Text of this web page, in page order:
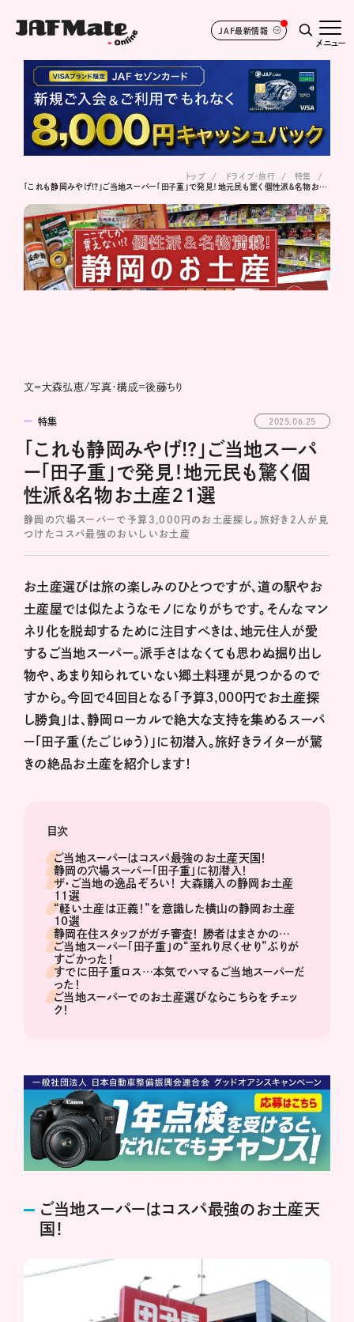
JAF最新情報
メニュー
トップ ドライブ･旅行
特集
「これも静岡みやげ!?」ご当地スーパー「田子重」で発見！地元民も驚く個性派＆名物お土産21選
文＝大森弘恵/写真・構成=後藤ちり
特集 2025.06.25
「これも静岡みやげ!?」ご当地スーパ
ー「田子重」で発見！地元民も驚く個
性派＆名物お土産21選
静岡の穴場スーパーで予算3,000円のお土産探し。旅好き2人が見
つけたコスパ最強のおいしいお土産
お土産選びは旅の楽しみのひとつですが、道の駅やお
土産屋では似たようなモノになりがちです。そんなマン
ネリ化を脱却するために注目すべきは、地元住人が愛
するご当地スーパー。派手さはなくても思わぬ掘り出し
物や、あまり知られていない郷土料理が見つかるので
すから。今回で4回目となる「予算3,000円でお土産探
し勝負」は、静岡ローカルで絶大な支持を集めるスーパ
ー「田子重（たごじゅう）」に初潜入。旅好きライターが驚
きの絶品お土産を紹介します！
目次
ご当地スーパーはコスパ最強のお土産天国！
静岡の穴場スーパー「田子重」に初潜入！
ザ・ご当地の逸品ぞろい！ 大森購入の静岡お土産
11選
“軽い土産は正義！”を意識した横山の静岡お土産
10選
静岡在住スタッフがガチ審査！ 勝者はまさかの…
ご当地スーパー「田子重」の“至れり尽くせり”ぶりが
すごかった！
すでに田子重ロス…本気でハマるご当地スーパーだ
った！
ご当地スーパーでのお土産選びならこちらをチェッ
ク！
ご当地スーパーはコスパ最強のお土産天
国！